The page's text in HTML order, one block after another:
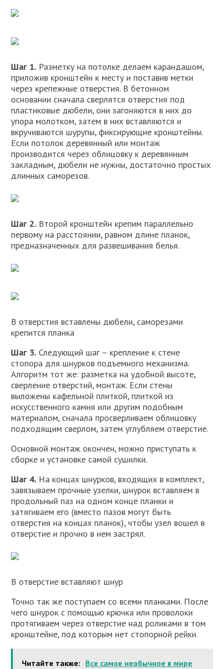
Шаг 1. Разметку на потолке делаем карандашом,
приложив кронштейн к месту и поставив метки
через крепежные отверстия. В бетонном
основании сначала сверлятся отверстия под
пластиковые дюбели, они загоняются в них до
упора молотком, затем в них вставляются и
вкручиваются шурупы, фиксирующие кронштейны.
Если потолок деревянный или монтаж
производится через облицовку к деревянным
закладным, дюбели не нужны, достаточно простых
длинных саморезов.
Шаг 2. Второй кронштейн крепим параллельно
первому на расстоянии, равном длине планок,
предназначенных для развешивания белья.
В отверстия вставлены дюбели, саморезами
крепится планка
Шаг 3. Следующий шаг – крепление к стене
стопора для шнурков подъемного механизма.
Алгоритм тот же: разметка на удобной высоте,
сверление отверстий, монтаж. Если стены
выложены кафельной плиткой, плиткой из
искусственного камня или другим подобным
материалом, сначала просверливаем облицовку
подходящим сверлом, затем углубляем отверстие.
Основной монтаж окончен, можно приступать к
сборке и установке самой сушилки.
Шаг 4. На концах шнурков, входящих в комплект,
завязываем прочные узелки, шнурок вставляем в
продольный паз на одном конце планки и
затягиваем его (вместо пазов могут быть
отверстия на концах планок), чтобы узел вошел в
отверстие и прочно в нем застрял.
В отверстие вставляют шнур
Точно так же поступаем со всеми планками. После
чего шнурок с помощью крючка или проволоки
протягиваем через отверстие над роликами в том
кронштейне, под которым нет стопорной рейки.
Читайте также: Все самое необычное в мире